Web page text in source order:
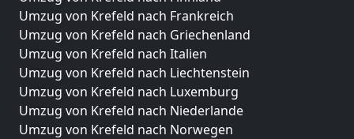
Umzug von Krefeld nach Frankreich
Umzug von Krefeld nach Griechenland
Umzug von Krefeld nach Italien
Umzug von Krefeld nach Liechtenstein
Umzug von Krefeld nach Luxemburg
Umzug von Krefeld nach Niederlande
Umzug von Krefeld nach Norwegen